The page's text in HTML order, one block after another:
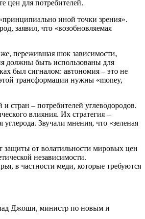
цен для потребителей.
иной точки зрения».
заявил, что «возобновляемая
пережившая шок зависимости,
должны быть использованы для
был сигналом: автономия – это не
трансформации нужны «money,
стран – потребителей углеводородов.
влияния. Их стратегия –
Звучали мнения, что «зеленая
защиты от волатильности мировых цен
независимости.
в частности меди, которые требуются
Джоши, министр по новым и